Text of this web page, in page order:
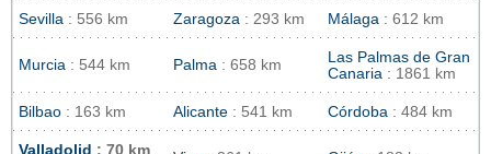
Sevilla : 556 km Zaragoza : 293 km Málaga : 612 km
Murcia : 544 km Palma : 658 km
Las Palmas de Gran
Canaria : 1861 km
Bilbao : 163 km Alicante : 541 km Córdoba : 484 km
Valladolid : 70 km